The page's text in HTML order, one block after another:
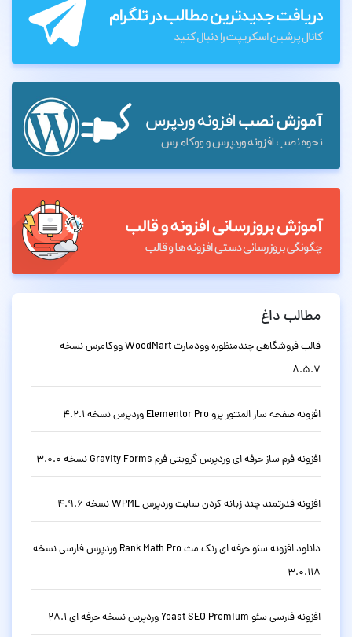
مطالب داغ
قالب فروشگاهی چندمنظوره وودمارت WoodMart ووکامرس نسخه
8.5.7
افزونه صفحه ساز المنتور پرو Elementor Pro وردپرس نسخه 4.2.1
افزونه فرم ساز حرفه ای وردپرس گرویتی فرم Gravity Forms نسخه 3.0.0
افزونه قدرتمند چند زبانه کردن سایت وردپرس WPML نسخه 4.9.6
دانلود افزونه سئو حرفه ای رنک مث Rank Math Pro وردپرس فارسی نسخه
3.0.118
افزونه فارسی سئو Yoast SEO Premium وردپرس نسخه حرفه ای 28.1